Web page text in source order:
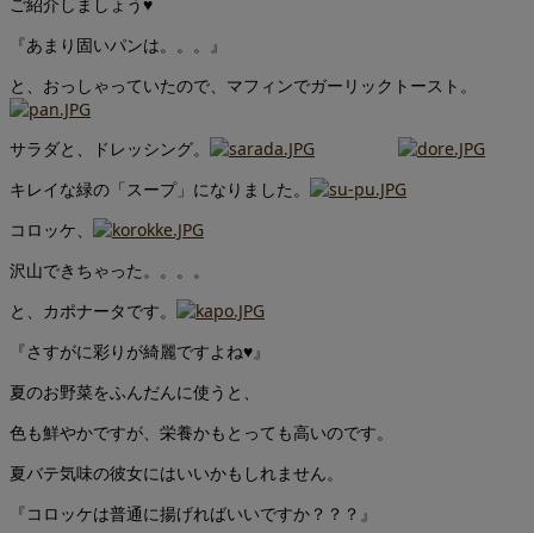
『あまり固いパンは。。。』
と、おっしゃっていたので、マフィンでガーリックトースト。
サラダと、ドレッシング。
キレイな緑の「スープ」になりました。
コロッケ、
沢山できちゃった。。。。
と、カポナータです。
『さすがに彩りが綺麗ですよね♥』
夏のお野菜をふんだんに使うと、
色も鮮やかですが、栄養かもとっても高いのです。
夏バテ気味の彼女にはいいかもしれません。
『コロッケは普通に揚げればいいですか？？？』